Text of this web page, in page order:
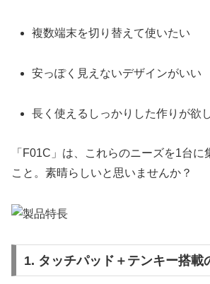
複数端末を切り替えて使いたい
安っぽく見えないデザインがいい
長く使えるしっかりした作りが欲
「F01C」は、これらのニーズを1台に
こと。素晴らしいと思いませんか？
1. タッチパッド＋テンキー搭載